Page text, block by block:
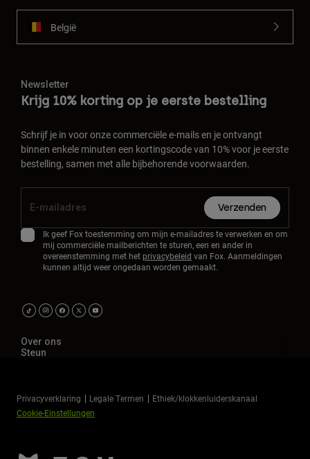
België
Newsletter
Krijg 10% korting op je eerste bestelling
Schrijf je in voor onze commerciële e-mails en je ontvangt
binnen enkele minuten een kortingscode van 10% voor je eerste
bestelling, samen met alle bijbehorende voorwaarden.
Verzenden
Ik geef Fox toestemming om mijn e-mailadres te verwerken en om
mij commerciële mailberichten te sturen, een en ander in
overeenstemming met het privacybeleid van Fox. Aanmeldingen
kunnen altijd weer ongedaan worden gemaakt.
Over ons
Steun
Privacyverklaring Legale Termen
Ethiek/klokkenluiderskanaal
Cookie-Einstellungen